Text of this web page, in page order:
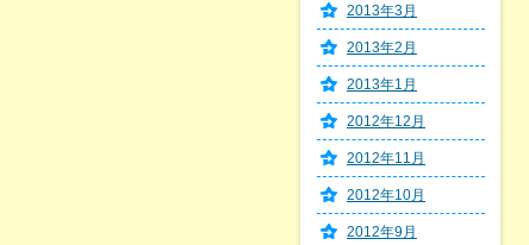
2013年3月
2013年2月
2013年1月
2012年12月
2012年11月
2012年10月
2012年9月